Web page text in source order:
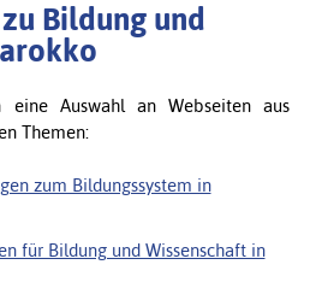
Bildung und
Auswahl an Webseiten aus
Themen:
zum Bildungssystem in
für Bildung und Wissenschaft in